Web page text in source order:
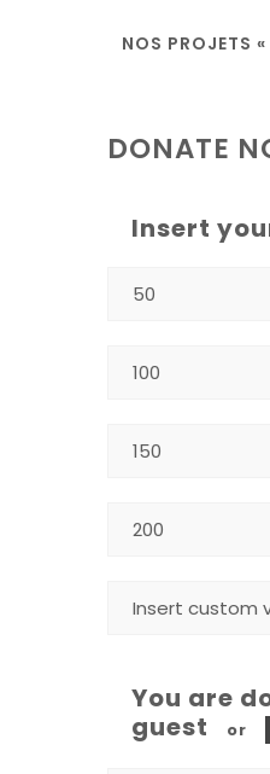
NOS PROJETS
DONATE
Insert
You are
guest
or